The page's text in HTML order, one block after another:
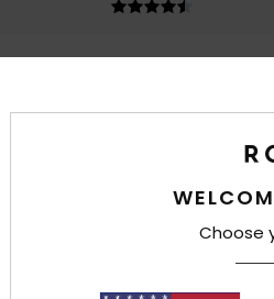
4/5
Original
Komfort
Gute
Komfort
Choose